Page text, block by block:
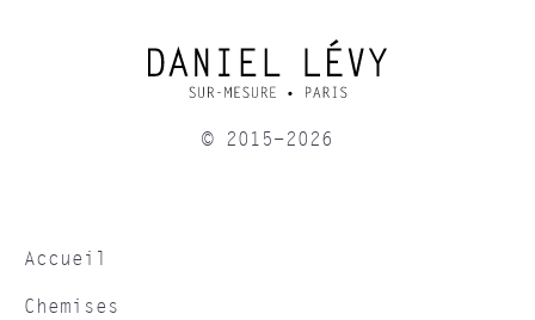
© 2015-2026
Accueil
Chemises